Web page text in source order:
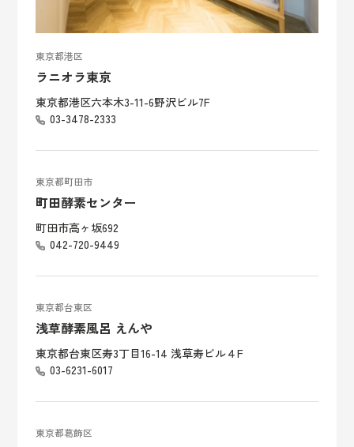
東京都港区
ラニオラ東京
東京都港区六本木3-11-6野沢ビル7F
03-3478-2333
東京都町田市
町田酵素センター
町田市高ヶ坂692
042-720-9449
東京都台東区
浅草酵素風呂 えんや
東京都台東区寿3丁目16-14 浅草寿ビル４F
03-6231-6017
東京都葛飾区